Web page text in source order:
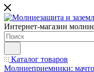
Интернет-магазин
Каталог товаров
Молниеприемники: